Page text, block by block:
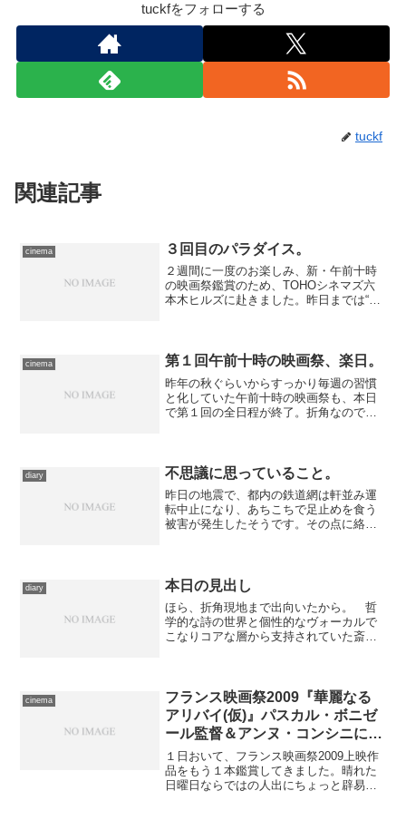
tuckfをフォローする
tuckf
関連記事
cinema ３回目のパラダイス。
２週間に一度のお楽しみ、新・午前十時
の映画祭鑑賞のため、TOHOシネマズ六
本木ヒルズに赴きました。昨日までは“酷
とに甘えて、帽子を...
cinema 第１回午前十時の映画祭、楽日。
昨年の秋ぐらいからすっかり毎週の習慣
と化していた午前十時の映画祭も、本日
で第１回の全日程が終了。折角なので、
ル俳優一家の歴史を描いた...
diary 不思議に思っていること。
昨日の地震で、都内の鉄道網は軒並み運
転中止になり、あちこちで足止めを食う
被害が発生したそうです。その点に絡め
運転を止めた点から槍玉に...
diary 本日の見出し
ほら、折角現地まで出向いたから。 哲
学的な詩の世界と個性的なヴォーカルで
こなりコアな層から支持されていた斎藤
ちゃんと持ってますが...
cinema
フランス映画祭2009『華麗なる
アリバイ(仮)』パスカル・ボニゼ
ール監督＆アンヌ・コンシニによ
るトークショーつき上映。
１日おいて、フランス映画祭2009上映作
品をもう１本鑑賞してきました。晴れた
日曜日ならではの人出にちょっと辟易し